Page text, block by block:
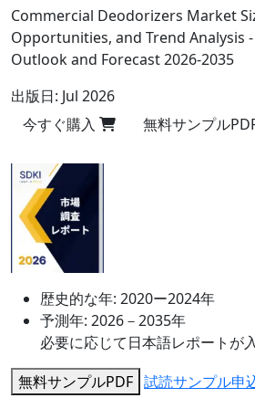
Commercial Deodorizers Market
Opportunities, and Trend Analysis
Outlook and Forecast 2026-2035
出版日: Jul 2026
今すぐ購入
無料サンプル
歴史的な年: 2020ー2024年
予測年: 2026－2035年
必要に応じて日本語レポートが
無料サンプルPDF 試読サンプル申